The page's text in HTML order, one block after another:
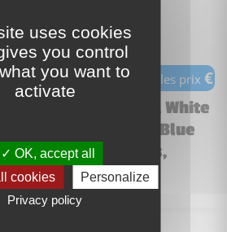
voir les prix €
Worker - Female, White
Oil Stains, Sand Blue
with Oil Stains,
uses cookies
you control
you want to
activate
OK, accept all
cookies
Personalize
Privacy policy